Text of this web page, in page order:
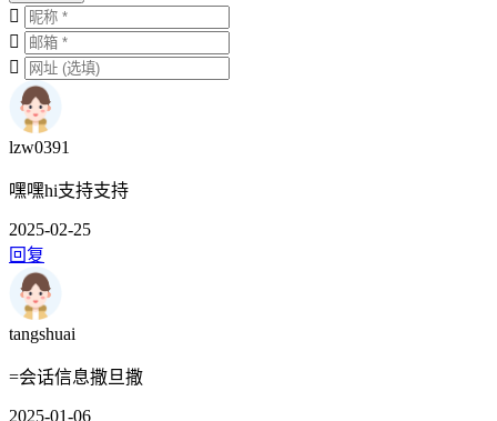
lzw0391
嘿嘿hi支持支持
2025-02-25
回复
tangshuai
=会话信息撒旦撒
2025-01-06